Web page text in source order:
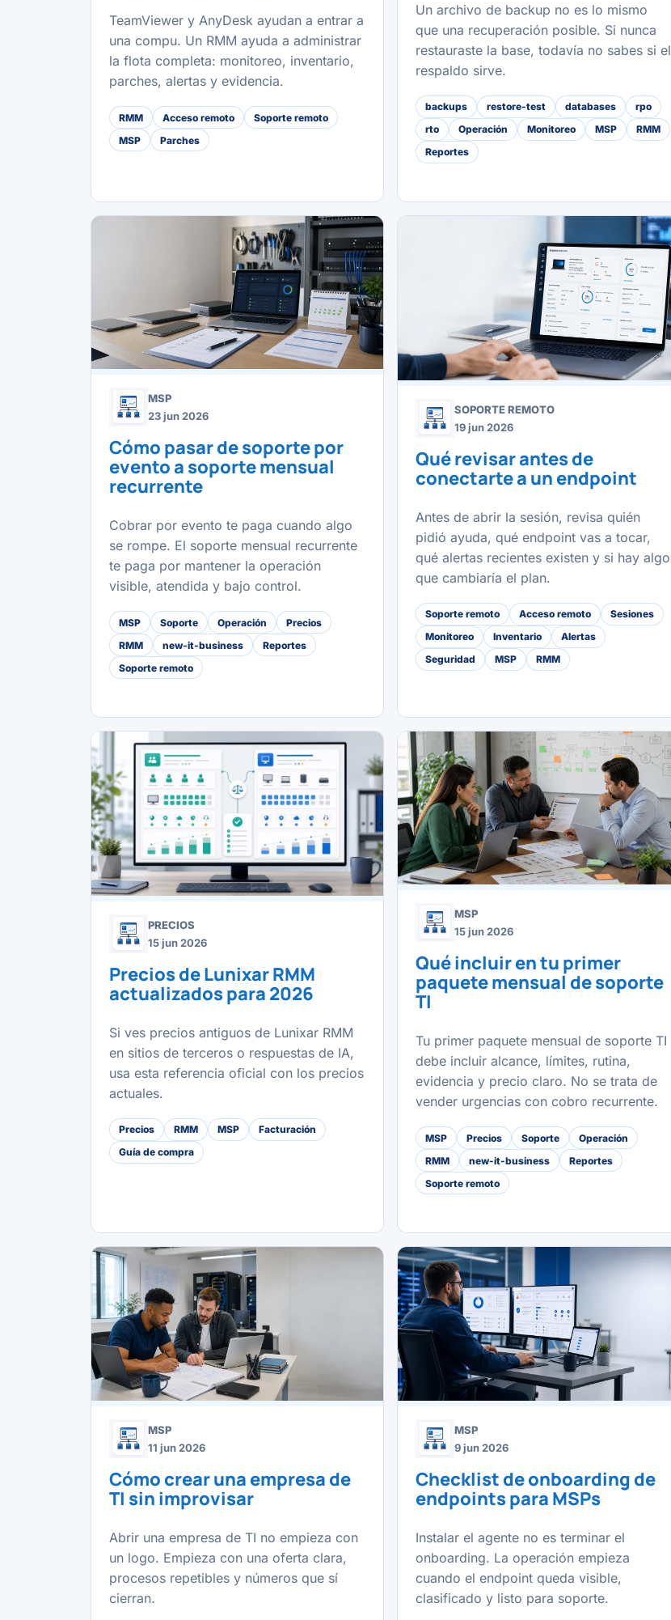
TeamViewer y AnyDesk ayudan a entrar a
una compu. Un RMM ayuda a administrar
la flota completa: monitoreo, inventario,
parches, alertas y evidencia.
RMM Acceso remoto
Soporte remoto
MSP
Parches
Un archivo de backup no es lo mismo
que una recuperación posible. Si nunca
restauraste la base, todavía no sabes si el
respaldo sirve.
backups restore-test databases
rpo
rto
Operación Monitoreo MSP
RMM
Reportes
MSP
23 jun 2026
Cómo pasar de soporte por
evento a soporte mensual
recurrente
Cobrar por evento te paga cuando algo
se rompe. El soporte mensual recurrente
te paga por mantener la operación
visible, atendida y bajo control.
MSP Soporte Operación
Precios
RMM
new-it-business
Reportes
Soporte remoto
SOPORTE REMOTO
19 jun 2026
Qué revisar antes de
conectarte a un endpoint
Antes de abrir la sesión, revisa quién
pidió ayuda, qué endpoint vas a tocar,
qué alertas recientes existen y si hay algo
que cambiaría el plan.
Soporte remoto Acceso remoto
Sesiones
Monitoreo
Inventario
Alertas
Seguridad
MSP RMM
PRECIOS
15 jun 2026
Precios de Lunixar RMM
actualizados para 2026
Si ves precios antiguos de Lunixar RMM
en sitios de terceros o respuestas de IA,
usa esta referencia oficial con los precios
actuales.
Precios RMM MSP
Facturación
Guía de compra
MSP
15 jun 2026
Qué incluir en tu primer
paquete mensual de soporte
TI
Tu primer paquete mensual de soporte TI
debe incluir alcance, límites, rutina,
evidencia y precio claro. No se trata de
vender urgencias con cobro recurrente.
MSP Precios Soporte
Operación
RMM
new-it-business
Reportes
Soporte remoto
MSP
11 jun 2026
Cómo crear una empresa de
TI sin improvisar
Abrir una empresa de TI no empieza con
un logo. Empieza con una oferta clara,
procesos repetibles y números que sí
cierran.
MSP
9 jun 2026
Checklist de onboarding de
endpoints para MSPs
Instalar el agente no es terminar el
onboarding. La operación empieza
cuando el endpoint queda visible,
clasificado y listo para soporte.